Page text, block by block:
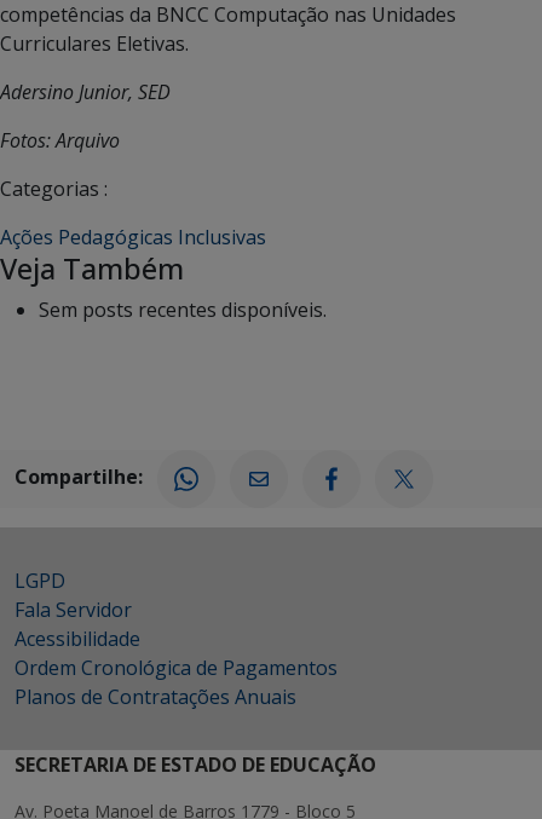
competências da BNCC Computação nas Unidades
Curriculares Eletivas.
Adersino Junior, SED
Fotos: Arquivo
Categorias :
Ações Pedagógicas Inclusivas
Veja Também
Sem posts recentes disponíveis.
Compartilhe:
LGPD
Fala Servidor
Acessibilidade
Ordem Cronológica de Pagamentos
Planos de Contratações Anuais
SECRETARIA DE ESTADO DE EDUCAÇÃO
Av. Poeta Manoel de Barros 1779 - Bloco 5